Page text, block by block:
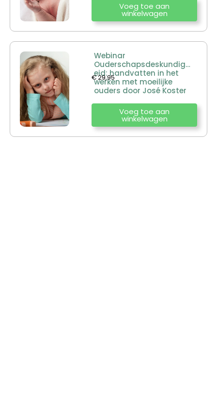
Voeg toe aan
winkelwagen
Webinar
Ouderschapsdeskundigh
eid: handvatten in het
werken met moeilijke
ouders door José Koster
€29,95
Voeg toe aan
winkelwagen